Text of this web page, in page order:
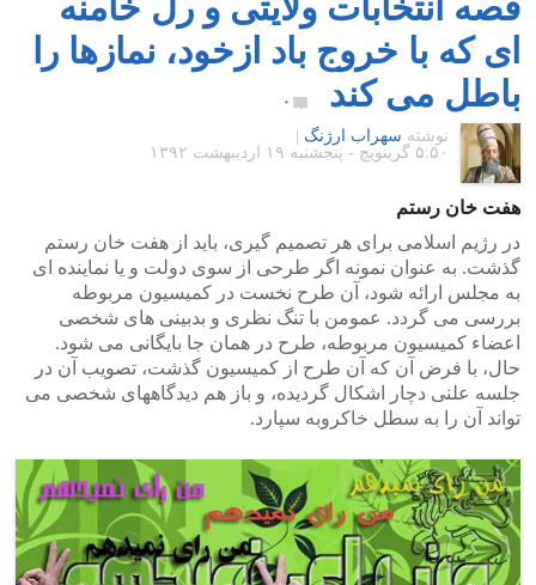
ای که با خروج باد ازخود، نمازها را
باطل می کند
۰
نوشته سهراب ارژنگ
۵:۵۰ گرينويچ - پنجشنبه ۱۹ اردیبهشت ۱۳۹۲
هفت خان رستم
در رژیم اسلامی برای هر تصمیم گیری، باید از هفت خان رستم
گذشت. به عنوان نمونه اگر طرحی از سوی دولت و یا نماینده ای
به مجلس ارائه شود، آن طرح نخست در کمیسیون مربوطه
بررسی می گردد. عمومن با تنگ نظری و بدبینی های شخصی
اعضاء کمیسیون مربوطه، طرح در همان جا بایگانی می شود.
حال، با فرض آن که آن طرح از کمیسیون گذشت، تصویب آن در
جلسه علنی دچار اشکال گردیده، و باز هم دیدگاههای شخصی می
تواند آن را به سطل خاکروبه سپارد.